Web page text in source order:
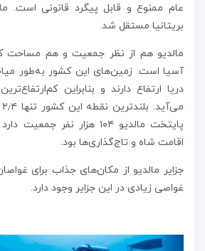
بریتانیا مستقل شد.
مالدیو هم از نظر جمعیت و هم مساحت
دریا ارتفاع دارند و بنابراین
پایتخت مالدیو ۱۰۴ هزار
اقامت شاه و تاج‌گذاری‌ها بود.
جزایر مالدیو از مکان‌های جذاب برای
غواصی زیادی در این جزایر وجود دارد.